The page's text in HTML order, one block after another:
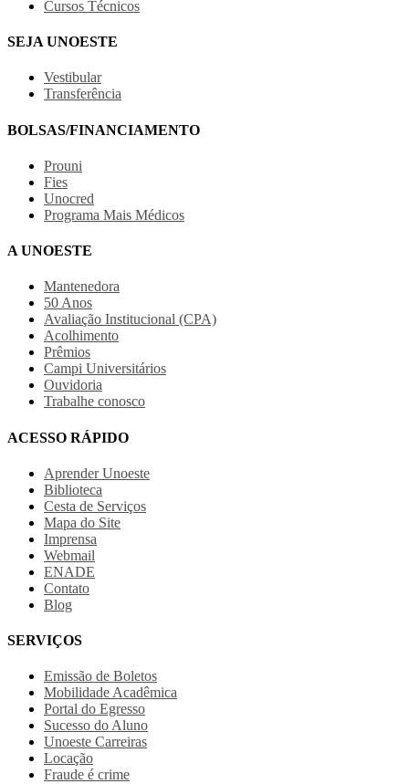
Cursos Técnicos
SEJA UNOESTE
Vestibular
Transferência
BOLSAS/FINANCIAMENTO
Prouni
Fies
Unocred
Programa Mais Médicos
A UNOESTE
Mantenedora
50 Anos
Avaliação Institucional (CPA)
Acolhimento
Prêmios
Campi Universitários
Ouvidoria
Trabalhe conosco
ACESSO RÁPIDO
Aprender Unoeste
Biblioteca
Cesta de Serviços
Mapa do Site
Imprensa
Webmail
ENADE
Contato
Blog
SERVIÇOS
Emissão de Boletos
Mobilidade Acadêmica
Portal do Egresso
Sucesso do Aluno
Unoeste Carreiras
Locação
Fraude é crime